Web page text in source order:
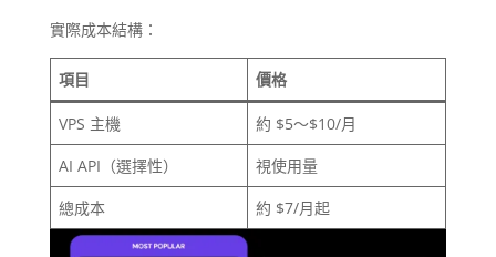
實際成本結構：
項目 價格
VPS 主機
約 $5～$10/月
AI API（選擇性）
視使用量
總成本
約 $7/月起